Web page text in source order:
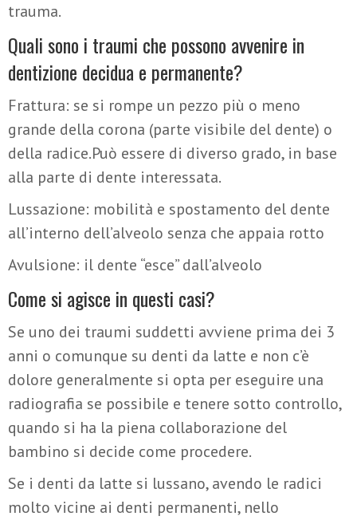
trauma.
Quali sono i traumi che possono avvenire in
dentizione decidua e permanente?
Frattura: se si rompe un pezzo più o meno
grande della corona (parte visibile del dente) o
della radice.Può essere di diverso grado, in base
alla parte di dente interessata.
Lussazione: mobilità e spostamento del dente
all’interno dell’alveolo senza che appaia rotto
Avulsione: il dente “esce” dall’alveolo
Come si agisce in questi casi?
Se uno dei traumi suddetti avviene prima dei 3
anni o comunque su denti da latte e non c’è
dolore generalmente si opta per eseguire una
radiografia se possibile e tenere sotto controllo,
quando si ha la piena collaborazione del
bambino si decide come procedere.
Se i denti da latte si lussano, avendo le radici
molto vicine ai denti permanenti, nello